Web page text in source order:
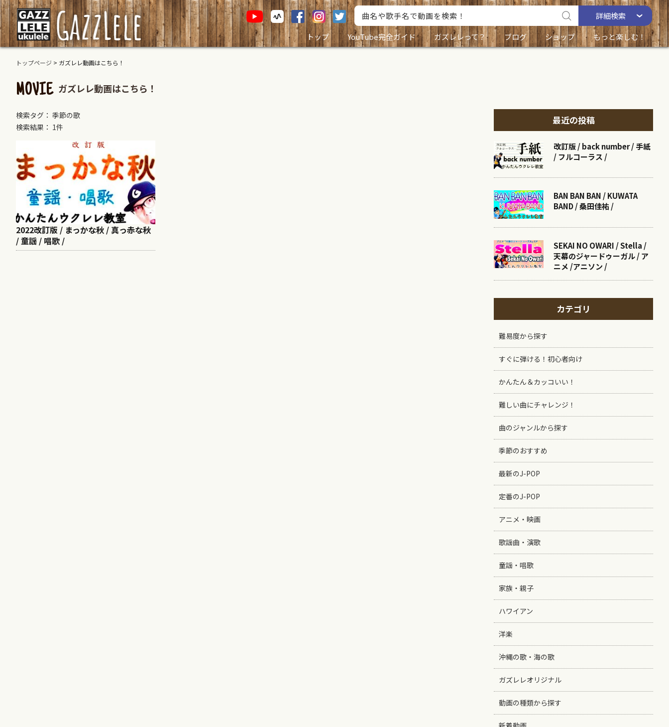
詳細検索
トップ
YouTube完全ガイド ガズレレって？ ブログ ショップ もっと楽しむ！
トップページ > ガズレレ動画はこちら！
MOVIE ガズレレ動画はこちら！
検索タグ： 季節の歌
検索結果： 1件
2022改訂版 / まっかな秋 / 真っ赤な秋
/ 童謡 / 唱歌 /
最近の投稿
改訂版 / back number / 手紙
/ フルコーラス /
BAN BAN BAN / KUWATA
BAND / 桑田佳祐 /
SEKAI NO OWARI / Stella /
天幕のジャードゥーガル / ア
ニメ /アニソン /
カテゴリ
難易度から探す
すぐに弾ける！初心者向け
かんたん＆カッコいい！
難しい曲にチャレンジ！
曲のジャンルから探す
季節のおすすめ
最新のJ-POP
定番のJ-POP
アニメ・映画
歌謡曲・演歌
童謡・唱歌
家族・親子
ハワイアン
洋楽
沖縄の歌・海の歌
ガズレレオリジナル
動画の種類から探す